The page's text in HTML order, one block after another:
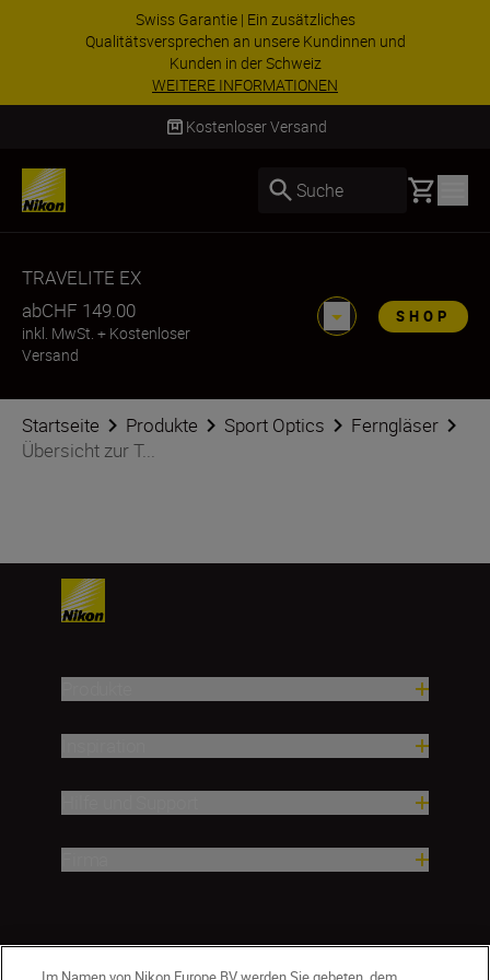
Swiss Garantie | Ein zusätzliches
Qualitätsversprechen an unsere Kundinnen und
Kunden in der Schweiz
WEITERE INFORMATIONEN
Kostenloser Versand
Suche Basket
TRAVELITE EX
abCHF 149.00
inkl. MwSt. + Kostenloser
Versand
SHOP
Startseite Produkte Sport Optics
Ferngläser
Übersicht zur T...